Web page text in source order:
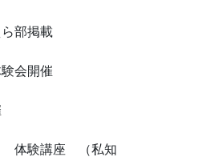
ら部掲載
会開催
体験講座 （私知